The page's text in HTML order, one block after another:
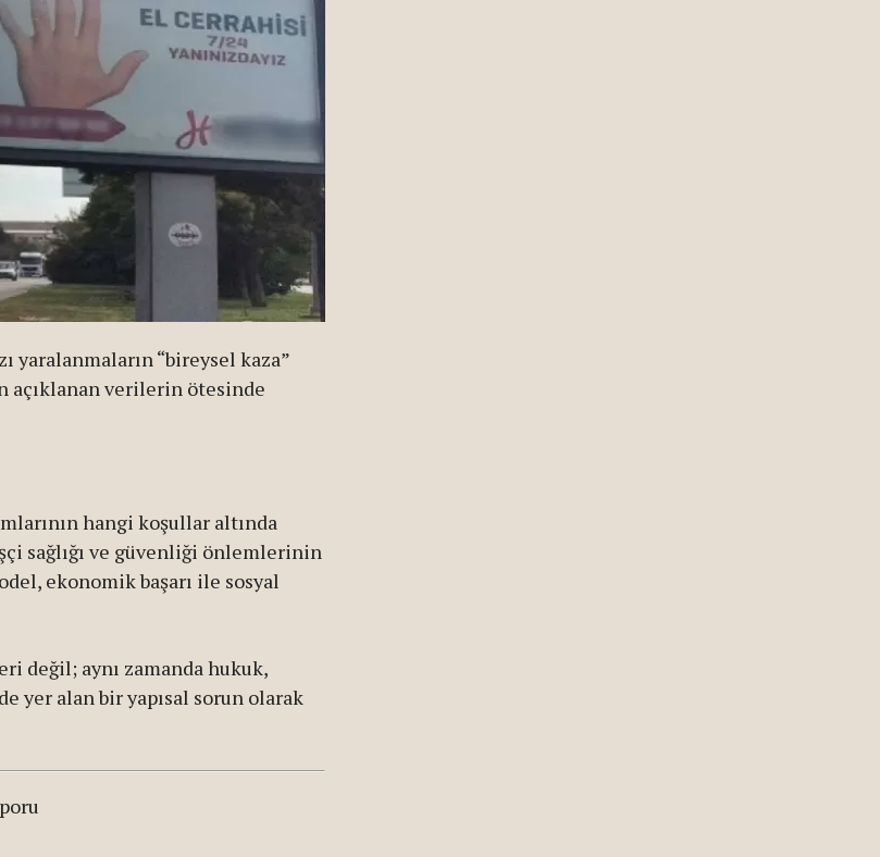
yaralanmaların “bireysel kaza”
açıklanan verilerin ötesinde
hangi koşullar altında
sağlığı ve güvenliği önlemlerinin
ekonomik başarı ile sosyal
değil; aynı zamanda hukuk,
yer alan bir yapısal sorun olarak